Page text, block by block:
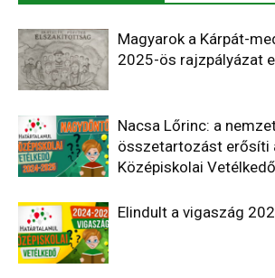
Magyarok a Kárpát-
2025-ös rajzpályázat
Nacsa Lőrinc: a
összetartozást erősíti
Középiskolai Vetélkedő
Elindult a vigaszág